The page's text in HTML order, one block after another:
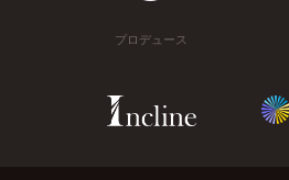
プロデュース